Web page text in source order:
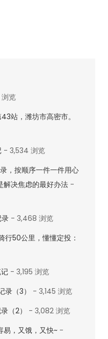
翻
览
站，潍坊市高密市。
- 3,534 浏览
，按顺序一件一件用心
解决焦虑的最好办法 -
- 3,468 浏览
行50公里，懂懂定投：
- 3,195 浏览
（3）
- 3,145 浏览
（2）
- 3,082 浏览
易，又饿，又快~ -